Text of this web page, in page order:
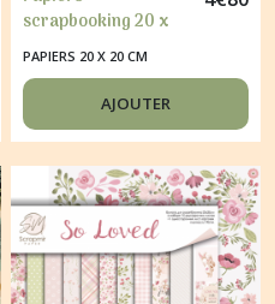
scrapbooking 20 x
20 cm album faire
part carte Scrapmir
CHARMING
PAPIERS 20 X 20 CM
AJOUTER